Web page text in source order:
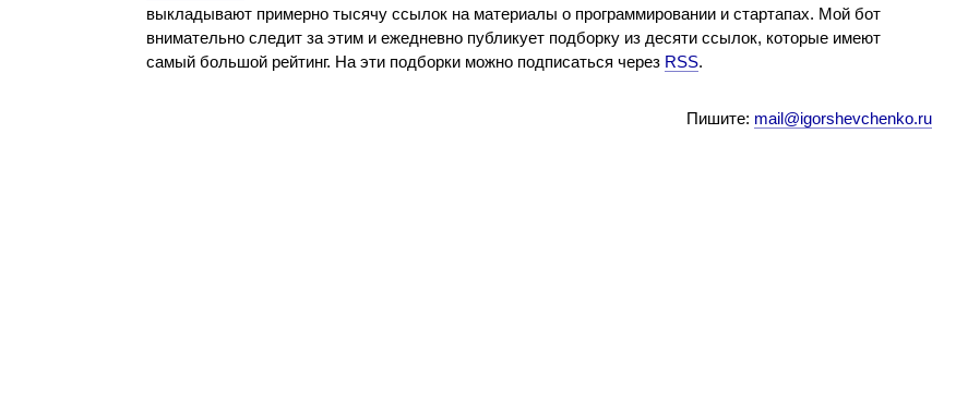
выкладывают примерно тысячу ссылок на материалы о программировании и стартапах. Мой бот
внимательно следит за этим и ежедневно публикует подборку из десяти ссылок, которые имеют
самый большой рейтинг. На эти подборки можно подписаться через RSS.
Пишите: mail@igorshevchenko.ru